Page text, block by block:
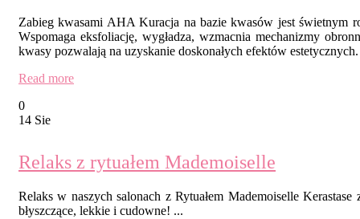
Zabieg kwasami AHA Kuracja na bazie kwasów jest świetnym
Wspomaga eksfoliację, wygładza, wzmacnia mechanizmy
kwasy pozwalają na uzyskanie doskonałych efektów
Read more
0
14 Sie
Relaks z rytuałem Mademoiselle
Relaks w naszych salonach z Rytuałem Mademoiselle
błyszczące, lekkie i cudowne! ...